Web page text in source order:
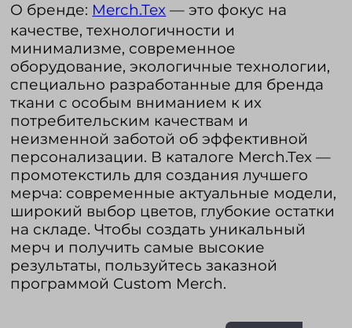
О бренде: Merch.Tex — это фокус на
качестве, технологичности и
минимализме, современное
оборудование, экологичные технологии,
специально разработанные для бренда
ткани с особым вниманием к их
потребительским качествам и
неизменной заботой об эффективной
персонализации. В каталоге Merch.Tex —
промотекстиль для создания лучшего
мерча: современные актуальные модели,
широкий выбор цветов, глубокие остатки
на складе. Чтобы создать уникальный
мерч и получить самые высокие
результаты, пользуйтесь заказной
программой Custom Merch.